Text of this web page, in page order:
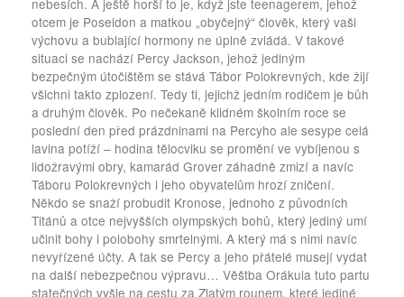
otcem je Poseidon a matkou „obyčejný“ člověk, který vaši
výchovu a bublající hormony ne úplně zvládá. V takové
situaci se nachází Percy Jackson, jehož jediným
bezpečným útočištěm se stává Tábor Polokrevných, kde žijí
všichni takto zplození. Tedy ti, jejichž jedním rodičem je bůh
a druhým člověk. Po nečekaně klidném školním roce se
poslední den před prázdninami na Percyho ale sesype celá
lavina potíží – hodina tělocviku se promění ve vybíjenou s
lidožravými obry, kamarád Grover záhadně zmizí a navíc
Táboru Polokrevných i jeho obyvatelům hrozí zničení.
Někdo se snaží probudit Kronose, jednoho z původních
Titánů a otce nejvyšších olympských bohů, který jediný umí
učinit bohy i polobohy smrtelnými. A který má s nimi navíc
nevyřízené účty. A tak se Percy a jeho přátelé musejí vydat
na další nebezpečnou výpravu… Věštba Orákula tuto partu
statečných vyšle na cestu za Zlatým rounem, které jediné